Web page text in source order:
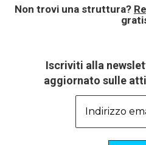
Non trovi una struttura?
Iscriviti alla
aggiornato sulle